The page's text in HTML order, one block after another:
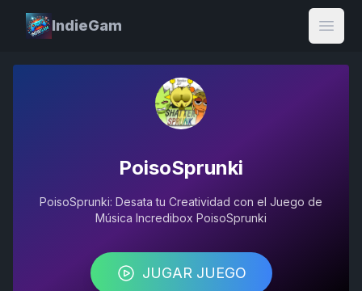
IndieGam
Open
PoisoSprunki
PoisoSprunki: Desata tu Creatividad con el Juego de
Música Incredibox PoisoSprunki
JUGAR JUEGO